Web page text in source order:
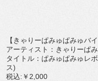
【きゃりーぱみゅぱみゅバ
アーティスト：きゃりーぱ
タイトル：ぱみゅぱみゅレ
ス)
税込:￥2,000